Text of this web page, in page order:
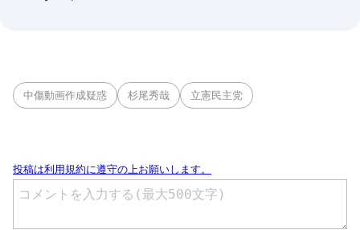
中傷動画作成疑惑 杉尾秀哉 立憲民主党